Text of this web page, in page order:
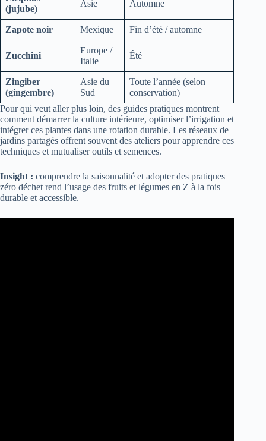
(jujube)
Asie Automne
Zapote noir Mexique Fin d’été / automne
Zucchini
Europe /
Italie
Été
Zingiber
(gingembre)
Asie du
Sud
Toute l’année (selon
conservation)
Pour qui veut aller plus loin, des guides pratiques montrent
comment démarrer la culture intérieure, optimiser l’irrigation et
intégrer ces plantes dans une rotation durable. Les réseaux de
jardins partagés offrent souvent des ateliers pour apprendre ces
techniques et mutualiser outils et semences.
Insight : comprendre la saisonnalité et adopter des pratiques
zéro déchet rend l’usage des fruits et légumes en Z à la fois
durable et accessible.